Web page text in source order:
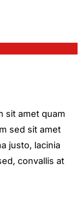
sit amet quam
sed sit amet
justo, lacinia
convallis at